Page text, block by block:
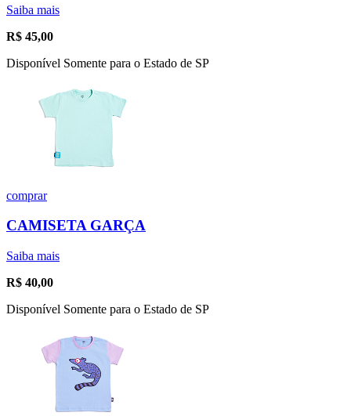
Saiba mais
R$ 45,00
Disponível Somente para o Estado de SP
comprar
CAMISETA GARÇA
Saiba mais
R$ 40,00
Disponível Somente para o Estado de SP